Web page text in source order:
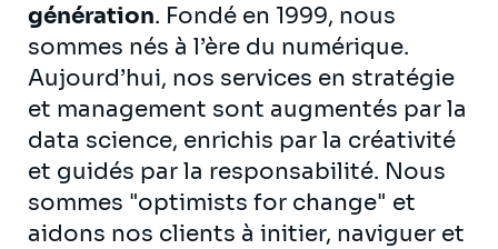
génération. Fondé en 1999, nous
sommes nés à l’ère du numérique.
Aujourd’hui, nos services en stratégie
et management sont augmentés par la
data science, enrichis par la créativité
et guidés par la responsabilité. Nous
sommes "optimists for change" et
aidons nos clients à initier, naviguer et